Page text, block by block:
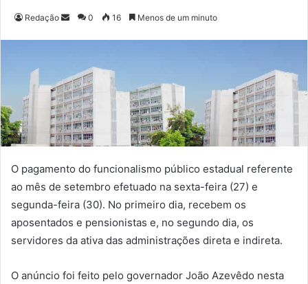
Redação
e
u
m
e
-
m
a
0 16 Menos de um minuto
O pagamento do funcionalismo público estadual referente
ao mês de setembro efetuado na sexta-feira (27) e
segunda-feira (30). No primeiro dia, recebem os
aposentados e pensionistas e, no segundo dia, os
servidores da ativa das administrações direta e indireta.
O anúncio foi feito pelo governador João Azevêdo nesta